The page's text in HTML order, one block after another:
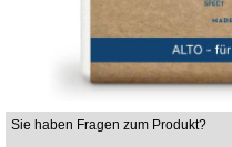
Sie haben Fragen zum Produkt?